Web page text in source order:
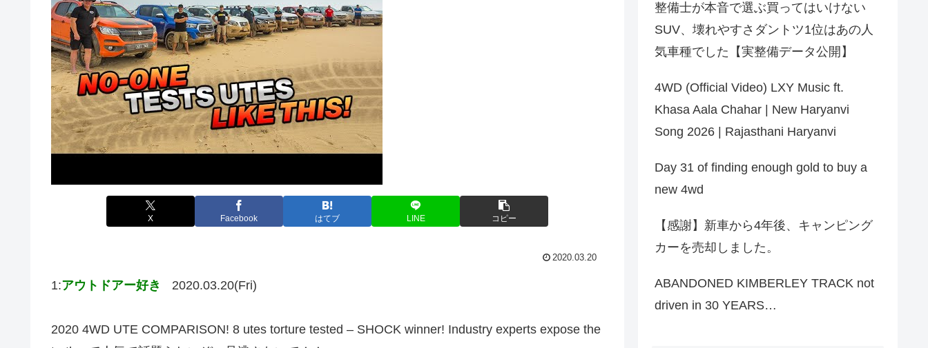
X Facebook はてブ LINE コピー
2020.03.20
1:アウトドアー好き 2020.03.20(Fri)
2020 4WD UTE COMPARISON! 8 utes torture tested – SHOCK winner! Industry experts expose the
整備士が本音で選ぶ買ってはいけない
SUV、壊れやすさダントツ1位はあの人
気車種でした【実整備データ公開】
4WD (Official Video) LXY Music ft.
Khasa Aala Chahar | New Haryanvi
Song 2026 | Rajasthani Haryanvi
Day 31 of finding enough gold to buy a
new 4wd
【感謝】新車から4年後、キャンピング
カーを売却しました。
ABANDONED KIMBERLEY TRACK not
driven in 30 YEARS…